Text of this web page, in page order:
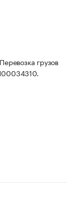
грузов